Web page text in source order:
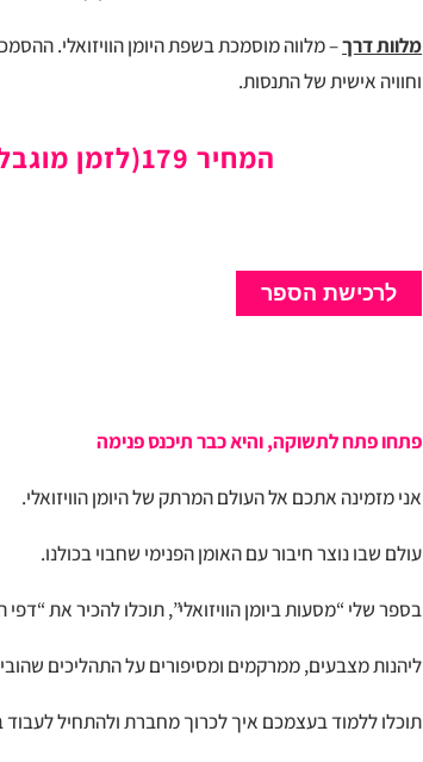
מלוות דרך– מלווה מוסמכת בשפת היומן הוויזואלי.
וחוויה אישית של התנסות.
המחיר 179(לזמן מוגבל) ש”ח כולל משלוח עם שליח עד הבית
לרכישת הספר
פתחו פתח לתשוקה, והיא כבר תיכנס פנימה
אני מזמינה אתכם אל העולם המרתק של היומן הוויזואלי.
עולם שבו נוצר חיבור עם האומן הפנימי שחבוי בכולנו.
בספר שלי “מסעות ביומן הוויזואלי”, תוכלו להכיר את
ליהנות מצבעים, ממרקמים ומסיפורים על התהליכים
תוכלו ללמוד בעצמכם איך לכרוך מחברת ולהתחיל לעבוד